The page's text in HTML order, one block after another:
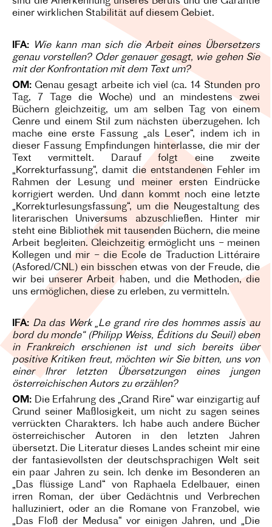
einer wirklichen Stabilität auf diesem Gebiet.
IFA:
Wie kann man sich die Arbeit eines Übersetzers
genau vorstellen? Oder genauer gesagt, wie gehen Sie
mit der Konfrontation mit dem Text um?
OM: Genau gesagt arbeite ich viel (ca. 14 Stunden pro
Tag, 7 Tage die Woche) und an mindestens zwei
Büchern gleichzeitig, um am selben Tag von einem
Genre und einem Stil zum nächsten überzugehen. Ich
mache eine erste Fassung „als Leser“, indem ich in
dieser Fassung Empfindungen hinterlasse, die mir der
Text vermittelt. Darauf folgt eine zweite
„Korrekturfassung“, damit die entstandenen Fehler im
Rahmen der Lesung und meiner ersten Eindrücke
korrigiert werden. Und dann kommt noch eine letzte
„Korrekturlesungsfassung“, um die Neugestaltung des
literarischen Universums abzuschließen. Hinter mir
steht eine Bibliothek mit tausenden Büchern, die meine
Arbeit begleiten. Gleichzeitig ermöglicht uns – meinen
Kollegen und mir – die Ecole de Traduction Littéraire
(Asfored/CNL) ein bisschen etwas von der Freude, die
wir bei unserer Arbeit haben, und die Methoden, die
uns ermöglichen, diese zu erleben, zu vermitteln.
IFA: Da das Werk „Le grand rire des hommes assis au
bord du monde“ (Philipp Weiss, Éditions du Seuil) eben
in Frankreich erschienen ist und sich bereits über
positive Kritiken freut, möchten wir Sie bitten, uns von
einer Ihrer letzten Übersetzungen eines jungen
österreichischen Autors zu erzählen?
OM: Die Erfahrung des „Grand Rire“ war einzigartig auf
Grund seiner Maßlosigkeit, um nicht zu sagen seines
verrückten Charakters. Ich habe auch andere Bücher
österreichischer Autoren in den letzten Jahren
übersetzt. Die Literatur dieses Landes scheint mir eine
der fantasievollsten der deutschsprachigen Welt seit
ein paar Jahren zu sein. Ich denke im Besonderen an
„Das flüssige Land“ von Raphaela Edelbauer, einen
irren Roman, der über Gedächtnis und Verbrechen
halluziniert, oder an die Romane von Franzobel, wie
„Das Floß der Medusa“ vor einigen Jahren, und „Die